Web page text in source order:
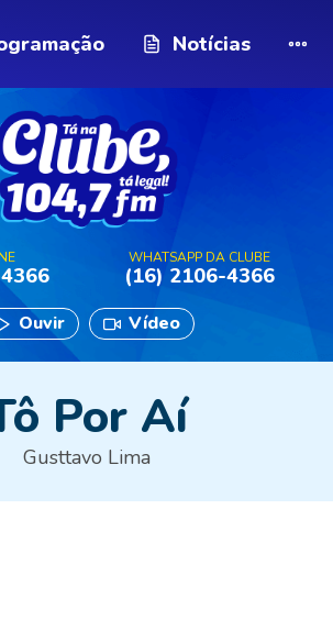
Notícias
WHATSAPP DA CLUBE
(16) 2106-4366
Ouvir Vídeo
Por Aí
Gusttavo Lima